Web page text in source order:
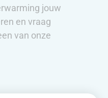
jouw
en vraag
van onze